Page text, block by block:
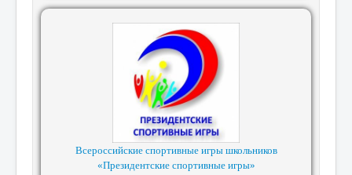
Всероссийские спортивные игры школьников
«Президентские спортивные игры»